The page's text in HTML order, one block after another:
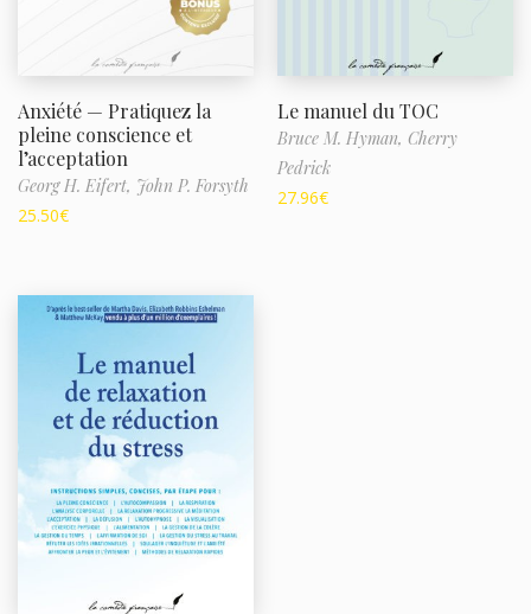
Anxiété — Pratiquez la
pleine conscience et
l’acceptation
Georg H. Eifert, John P. Forsyth
25.50€
Le manuel du TOC
Bruce M. Hyman, Cherry
Pedrick
27.96€